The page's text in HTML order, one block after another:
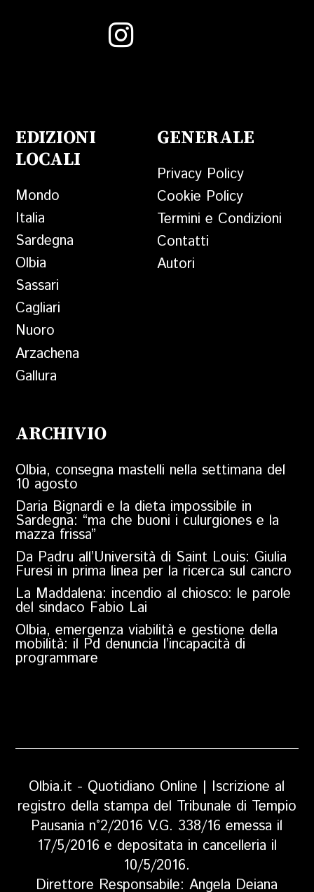
EDIZIONI
LOCALI
Mondo
Italia
Sardegna
Olbia
Sassari
Cagliari
Nuoro
Arzachena
Gallura
GENERALE
Privacy Policy
Cookie Policy
Termini e Condizioni
Contatti
Autori
ARCHIVIO
Olbia, consegna mastelli nella settimana del
10 agosto
Daria Bignardi e la dieta impossibile in
Sardegna: “ma che buoni i culurgiones e la
mazza frissa”
Da Padru all’Università di Saint Louis: Giulia
Furesi in prima linea per la ricerca sul cancro
La Maddalena: incendio al chiosco: le parole
del sindaco Fabio Lai
Olbia, emergenza viabilità e gestione della
mobilità: il Pd denuncia l’incapacità di
programmare
Olbia.it - Quotidiano Online | Iscrizione al
registro della stampa del Tribunale di Tempio
Pausania n°2/2016 V.G. 338/16 emessa il
17/5/2016 e depositata in cancelleria il
10/5/2016.
Direttore Responsabile: Angela Deiana